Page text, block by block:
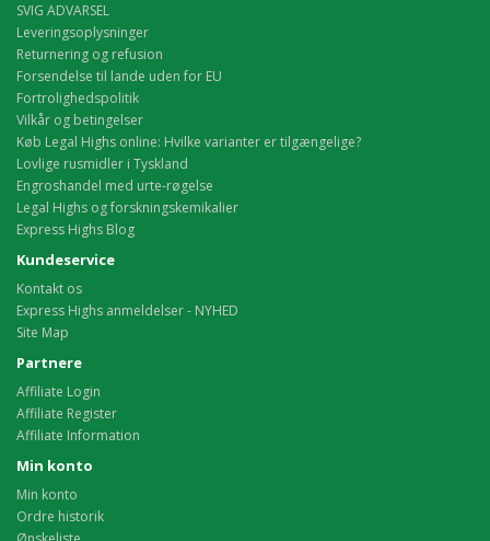
SVIG ADVARSEL
Leveringsoplysninger
Returnering og refusion
Forsendelse til lande uden for EU
Fortrolighedspolitik
Vilkår og betingelser
Køb Legal Highs online: Hvilke varianter er tilgængelige?
Lovlige rusmidler i Tyskland
Engroshandel med urte-røgelse
Legal Highs og forskningskemikalier
Express Highs Blog
Kundeservice
Kontakt os
Express Highs anmeldelser - NYHED
Site Map
Partnere
Affiliate Login
Affiliate Register
Affiliate Information
Min konto
Min konto
Ordre historik